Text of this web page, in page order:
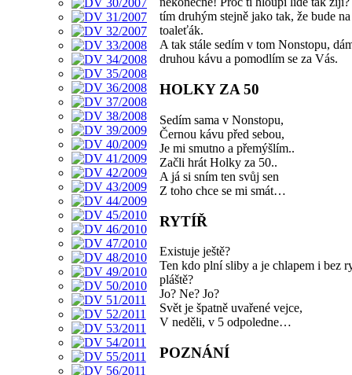
tím druhým stejně jako tak, že bude
toaleťák.
A tak stále sedím v tom Nonstopu,
druhou kávu a pomodlím se za Vás.
HOLKY ZA 50
Sedím sama v Nonstopu,
Černou kávu před sebou,
Je mi smutno a přemýšlím..
Začli hrát Holky za 50..
A já si sním ten svůj sen
Z toho chce se mi smát…
RYTÍŘ
Existuje ještě?
Ten kdo plní sliby a je chlapem i bez
pláště?
Jo? Ne? Jo?
Svět je špatně uvařené vejce,
V neděli, v 5 odpoledne…
POZNÁNÍ